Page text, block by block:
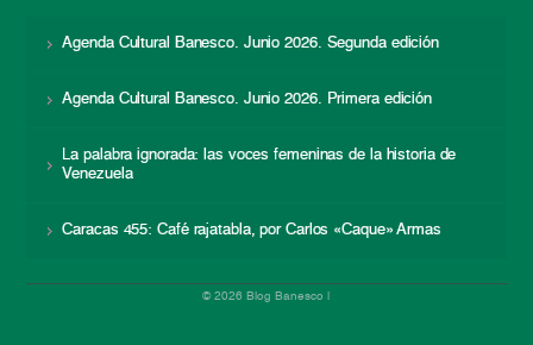
Agenda Cultural Banesco. Junio 2026. Segunda edición
Agenda Cultural Banesco. Junio 2026. Primera edición
La palabra ignorada: las voces femeninas de la historia de
Venezuela
Caracas 455: Café rajatabla, por Carlos «Caque» Armas
© 2026 Blog Banesco |